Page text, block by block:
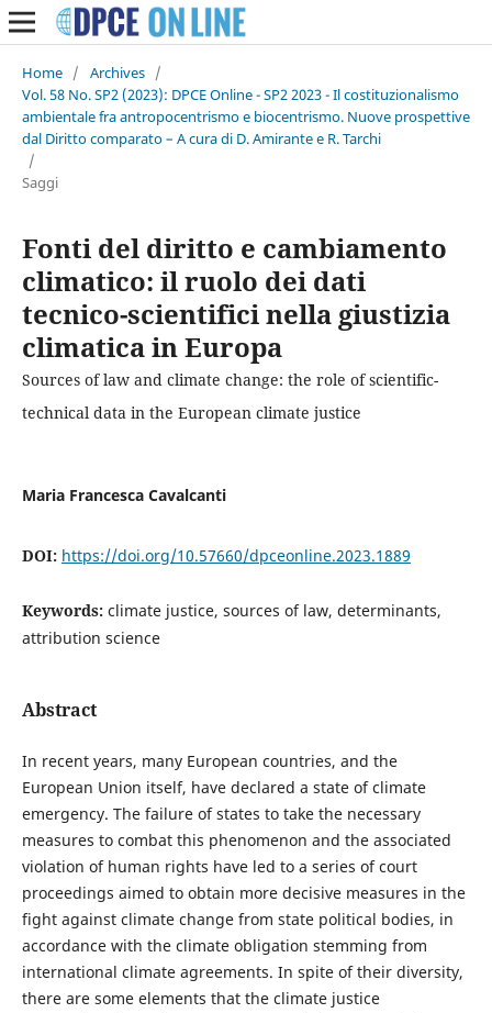
Home / Archives /
Vol. 58 No. SP2 (2023): DPCE Online - SP2 2023 - Il costituzionalismo
ambientale fra antropocentrismo e biocentrismo. Nuove prospettive
dal Diritto comparato – A cura di D. Amirante e R. Tarchi
/
Saggi
Fonti del diritto e cambiamento
climatico: il ruolo dei dati
tecnico-scientifici nella giustizia
climatica in Europa
Sources of law and climate change: the role of scientific-
technical data in the European climate justice
Maria Francesca Cavalcanti
DOI: https://doi.org/10.57660/dpceonline.2023.1889
Keywords: climate justice, sources of law, determinants,
attribution science
Abstract
In recent years, many European countries, and the
European Union itself, have declared a state of climate
emergency. The failure of states to take the necessary
measures to combat this phenomenon and the associated
violation of human rights have led to a series of court
proceedings aimed to obtain more decisive measures in the
fight against climate change from state political bodies, in
accordance with the climate obligation stemming from
international climate agreements. In spite of their diversity,
there are some elements that the climate justice